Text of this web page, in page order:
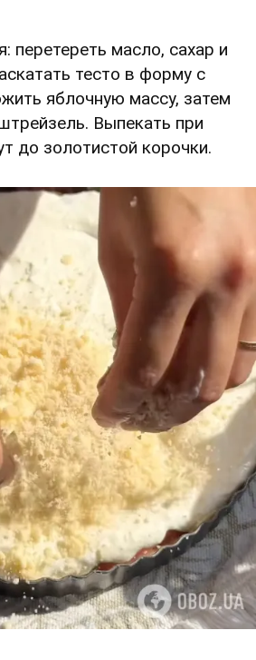
перетереть масло, сахар и
тесто в форму с
яблочную массу, затем
Выпекать при
до золотистой корочки.